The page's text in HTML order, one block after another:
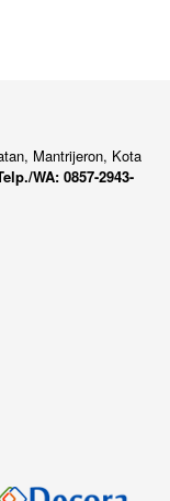
Mantrijeron, Kota
WA: 0857-2943-